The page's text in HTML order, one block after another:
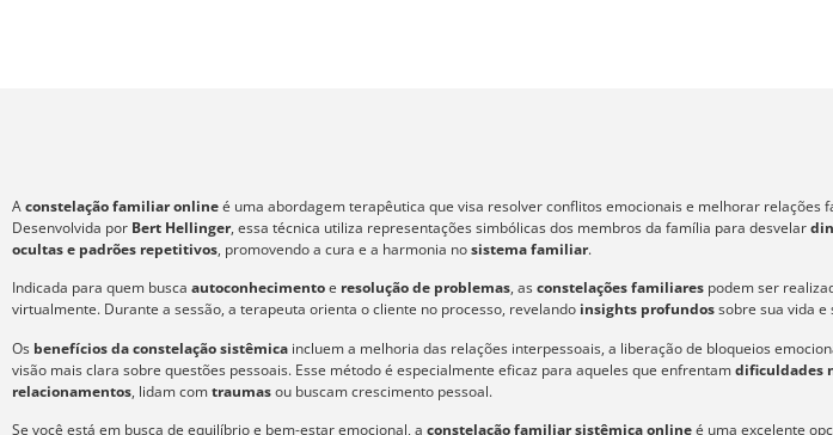
Aconstelação familiar onlineé uma abordagem terapêutica que visa resolver conflitos emocionais e melhorar relações
Desenvolvida por Bert Hellinger, essa técnica utiliza representações simbólicas dos membros da família para desvelar
ocultas e padrões repetitivos, promovendo a cura e a harmonia nosistema familiar.
Indicada para quem busca autoconhecimentoe resolução de problemas, asconstelações familiares podem ser
virtualmente. Durante a sessão, a terapeuta orienta o cliente no processo, revelando insights profundossobre sua vida e
Os benefícios da constelação sistêmica incluem a melhoria das relações interpessoais, a liberação de bloqueios
visão mais clara sobre questões pessoais. Esse método é especialmente eficaz para aqueles que enfrentamdificuldades
relacionamentos, lidam comtraumasou buscam crescimento pessoal.
Se você está em busca de equilíbrio e bem-estar emocional, a constelação familiar sistêmica onlineé uma excelente